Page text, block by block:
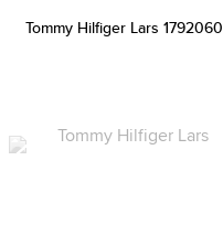
Tommy Hilfiger Lars 1792060